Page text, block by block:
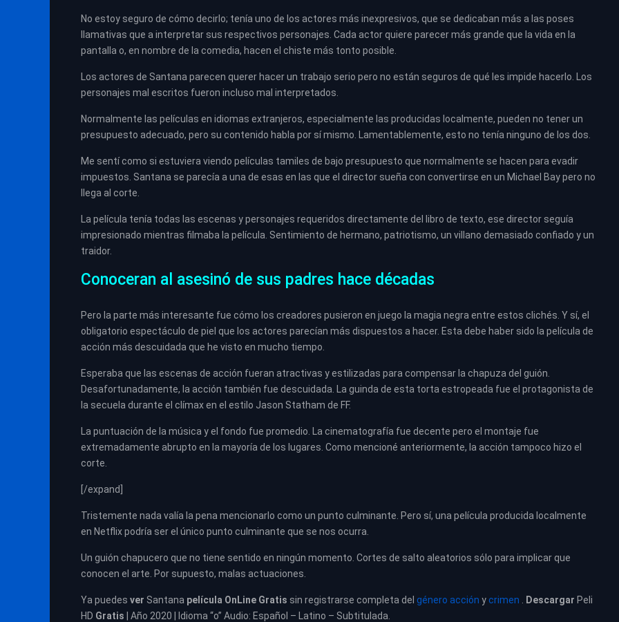
No estoy seguro de cómo decirlo; tenía uno de los actores más inexpresivos, que se dedicaban más a las poses
llamativas que a interpretar sus respectivos personajes. Cada actor quiere parecer más grande que la vida en la
pantalla o, en nombre de la comedia, hacen el chiste más tonto posible.
Los actores de Santana parecen querer hacer un trabajo serio pero no están seguros de qué les impide hacerlo. Los
personajes mal escritos fueron incluso mal interpretados.
Normalmente las películas en idiomas extranjeros, especialmente las producidas localmente, pueden no tener un
presupuesto adecuado, pero su contenido habla por sí mismo. Lamentablemente, esto no tenía ninguno de los dos.
Me sentí como si estuviera viendo películas tamiles de bajo presupuesto que normalmente se hacen para evadir
impuestos. Santana se parecía a una de esas en las que el director sueña con convertirse en un Michael Bay pero no
llega al corte.
La película tenía todas las escenas y personajes requeridos directamente del libro de texto, ese director seguía
impresionado mientras filmaba la película. Sentimiento de hermano, patriotismo, un villano demasiado confiado y un
traidor.
Conoceran al asesinó de sus padres hace décadas
Pero la parte más interesante fue cómo los creadores pusieron en juego la magia negra entre estos clichés. Y sí, el
obligatorio espectáculo de piel que los actores parecían más dispuestos a hacer. Esta debe haber sido la película de
acción más descuidada que he visto en mucho tiempo.
Esperaba que las escenas de acción fueran atractivas y estilizadas para compensar la chapuza del guión.
Desafortunadamente, la acción también fue descuidada. La guinda de esta torta estropeada fue el protagonista de
la secuela durante el clímax en el estilo Jason Statham de FF.
La puntuación de la música y el fondo fue promedio. La cinematografía fue decente pero el montaje fue
extremadamente abrupto en la mayoría de los lugares. Como mencioné anteriormente, la acción tampoco hizo el
corte.
[/expand]
Tristemente nada valía la pena mencionarlo como un punto culminante. Pero sí, una película producida localmente
en Netflix podría ser el único punto culminante que se nos ocurra.
Un guión chapucero que no tiene sentido en ningún momento. Cortes de salto aleatorios sólo para implicar que
conocen el arte. Por supuesto, malas actuaciones.
Ya puedes ver Santana película OnLine Gratis sin registrarse completa del género acción ycrimen Descargar Peli
HD Gratis | Año 2020 | Idioma “o” Audio: Español – Latino – Subtitulada.